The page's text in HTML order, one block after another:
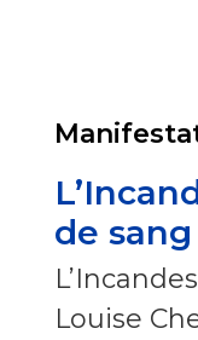
de sang
Louise